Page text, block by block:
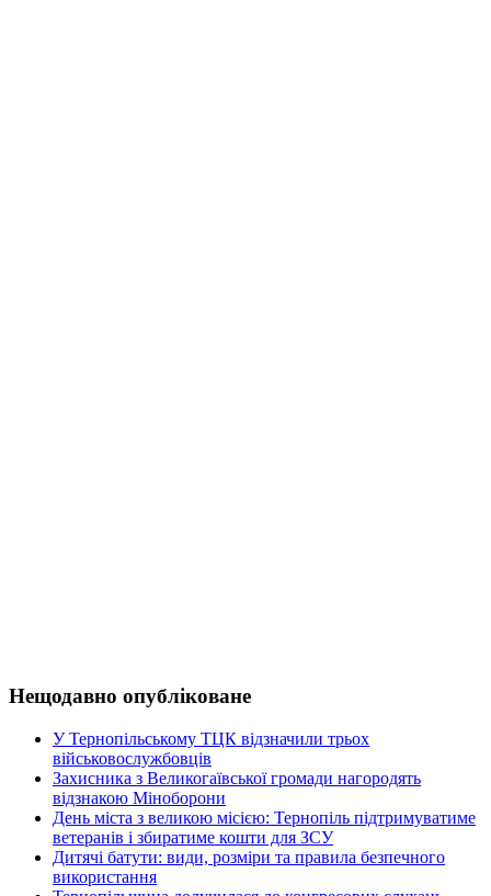
Нещодавно опубліковане
У Тернопільському ТЦК відзначили трьох
військовослужбовців
Захисника з Великогаївської громади нагородять
відзнакою Міноборони
День міста з великою місією: Тернопіль підтримуватиме
ветеранів і збиратиме кошти для ЗСУ
Дитячі батути: види, розміри та правила безпечного
використання